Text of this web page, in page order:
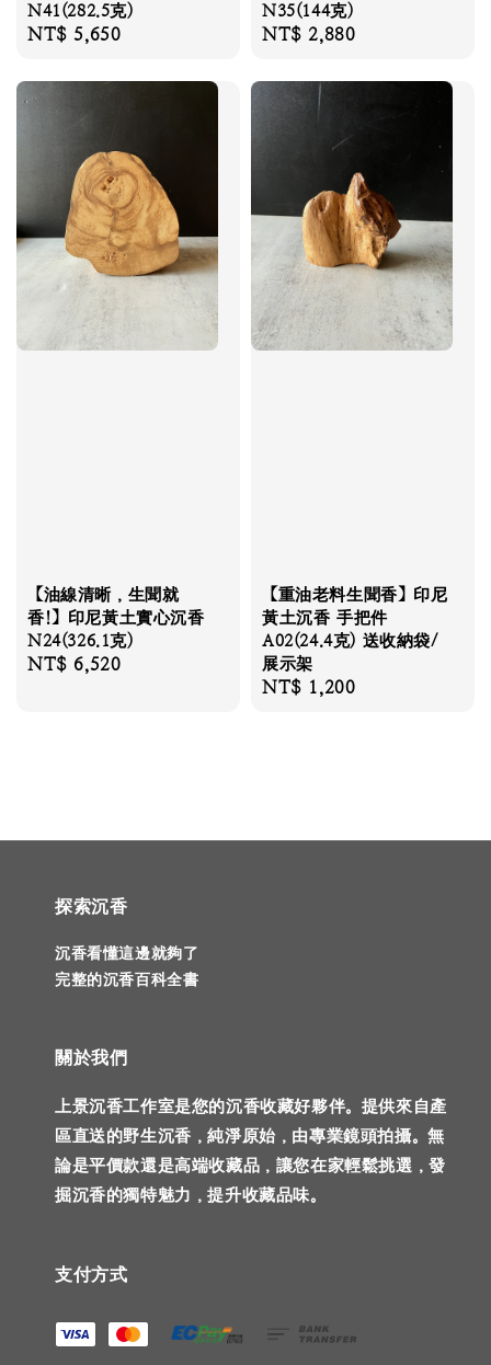
N41(282.5克)
Regular
NT$ 5,650
N35(144克)
Regular
NT$ 2,880
【油線清晰，生聞就
香!】印尼黃土實心沉香
N24(326.1克)
Regular
NT$ 6,520
【重油老料生聞香】印尼
黃土沉香 手把件
A02(24.4克) 送收納袋/
展示架
Regular
NT$ 1,200
探索沉香
沉香看懂這邊就夠了
完整的沉香百科全書
關於我們
上景沉香工作室是您的沉香收藏好夥伴。提供來自產
區直送的野生沉香，純淨原始，由專業鏡頭拍攝。無
論是平價款還是高端收藏品，讓您在家輕鬆挑選，發
掘沉香的獨特魅力，提升收藏品味。
支付方式